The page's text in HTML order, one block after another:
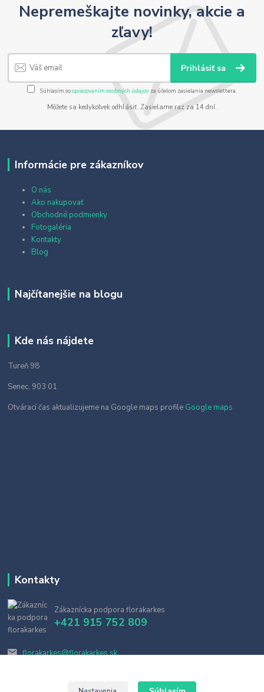
Nepremeškajte novinky, akcie a
zľavy!
Prihlásiť sa
Súhlasím sospracovaním osobných údajov za účelom zasielania newslettera.
Môžete sa kedykoľvek odhlásiť. Zasielame raz za 14 dní.
Informácie pre zákazníkov
O nás
Ako nakupovať
Obchodné podmienky
Fotogaléria
Kontakty
Blog
Najčítanejšie na blogu
Kde nás nájdete
Tureň 98
Senec, 903 01
Otvárací čas aktualizujeme na Google maps profile Google maps
Kontakty
Zákaznícka podpora florakarkes
+421 915 752 809
florakarkes@florakarkes.sk